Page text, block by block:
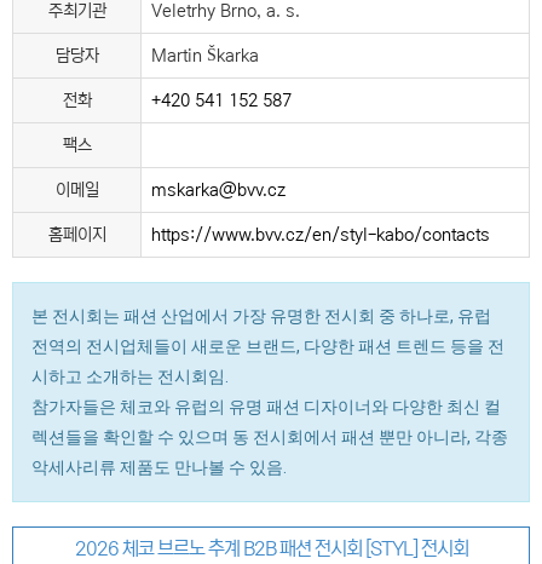
주최기관
Veletrhy Brno, a. s.
담당자 Martin Škarka
전화 +420 541 152 587
팩스
이메일 mskarka@bvv.cz
홈페이지 https://www.bvv.cz/en/styl-kabo/contacts
본 전시회는 패션 산업에서 가장 유명한 전시회 중 하나로, 유럽
전역의 전시업체들이 새로운 브랜드, 다양한 패션 트렌드 등을 전
시하고 소개하는 전시회임.
참가자들은 체코와 유럽의 유명 패션 디자이너와 다양한 최신 컬
렉션들을 확인할 수 있으며 동 전시회에서 패션 뿐만 아니라, 각종
악세사리류 제품도 만나볼 수 있음.
2026 체코 브르노 추계 B2B 패션 전시회 [STYL] 전시회